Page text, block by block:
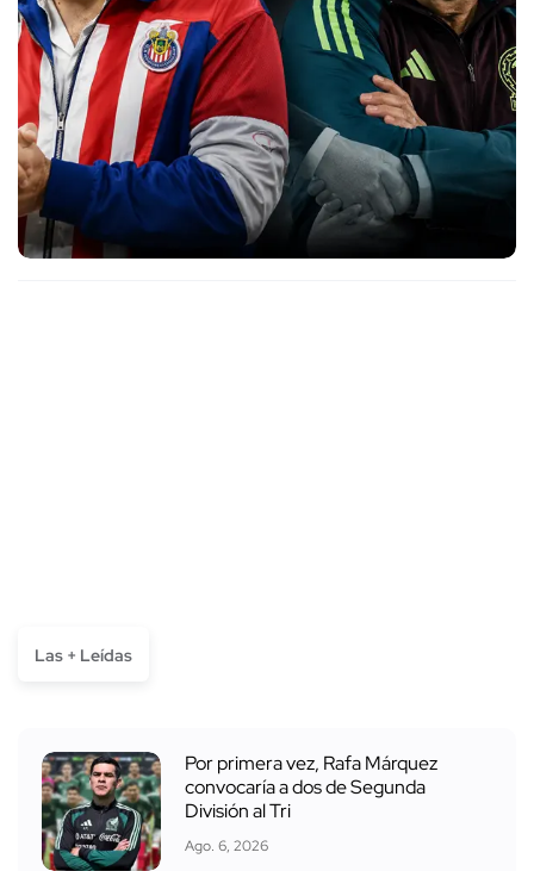
Las + Leídas
Por primera vez, Rafa Márquez
convocaría a dos de Segunda
División al Tri
Ago. 6, 2026